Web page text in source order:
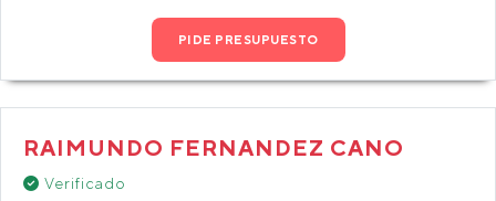
PIDE PRESUPUESTO
RAIMUNDO FERNANDEZ CANO
Verificado